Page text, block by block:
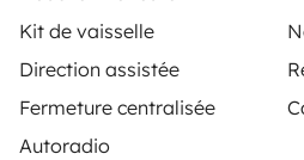
Kit de vaisselle
Direction assistée
Fermeture centralisée
Autoradio